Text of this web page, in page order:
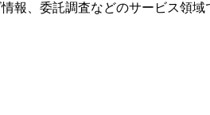
報、委託調査などのサービス領域